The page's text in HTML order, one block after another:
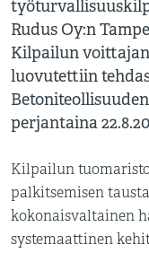
Rudus Oy:n
Kilpailun
luovutettiin
perjantaina
Kilpailun
palkitsemisen
kokonaisvaltainen
systemaattinen